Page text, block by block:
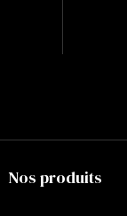
Nos produits